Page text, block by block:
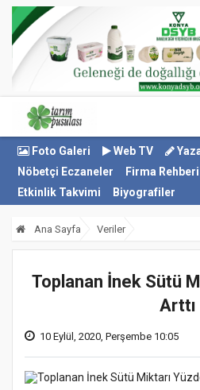
Foto Galeri Web TV
Nöbetçi Eczaneler
Firma Rehberi
Etkinlik Takvimi
Biyografiler
Ana Sayfa Veriler
Toplanan İnek Sütü
Arttı
10 Eylül, 2020, Perşembe 10:05